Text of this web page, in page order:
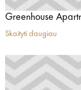
Greenhouse
Skaityti daugiau